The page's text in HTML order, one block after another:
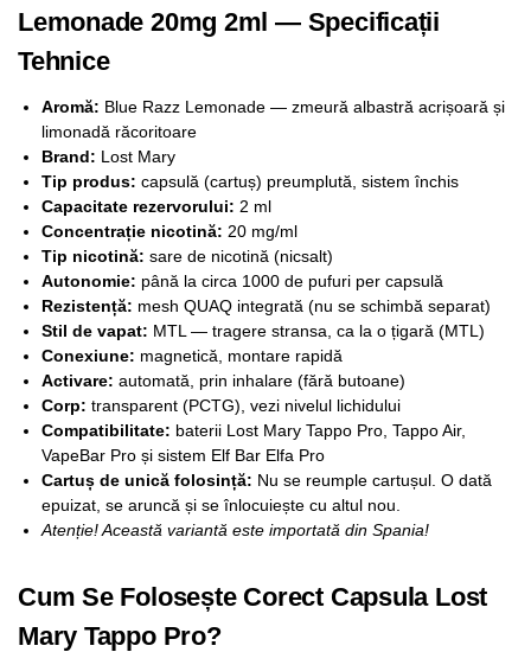
Lemonade 20mg 2ml — Specificații
Tehnice
Aromă: Blue Razz Lemonade — zmeură albastră acrișoară și
limonadă răcoritoare
Brand: Lost Mary
Tip produs: capsulă (cartuș) preumplută, sistem închis
Capacitate rezervorului: 2 ml
Concentrație nicotină: 20 mg/ml
Tip nicotină: sare de nicotină (nicsalt)
Autonomie: până la circa 1000 de pufuri per capsulă
Rezistență: mesh QUAQ integrată (nu se schimbă separat)
Stil de vapat: MTL — tragere stransa, ca la o țigară (MTL)
Conexiune: magnetică, montare rapidă
Activare: automată, prin inhalare (fără butoane)
Corp: transparent (PCTG), vezi nivelul lichidului
Compatibilitate: baterii Lost Mary Tappo Pro, Tappo Air,
VapeBar Pro și sistem Elf Bar Elfa Pro
Cartuș de unică folosință: Nu se reumple cartușul. O dată
epuizat, se aruncă și se înlocuiește cu altul nou.
Atenție! Această variantă este importată din Spania!
Cum Se Folosește Corect Capsula Lost
Mary Tappo Pro?